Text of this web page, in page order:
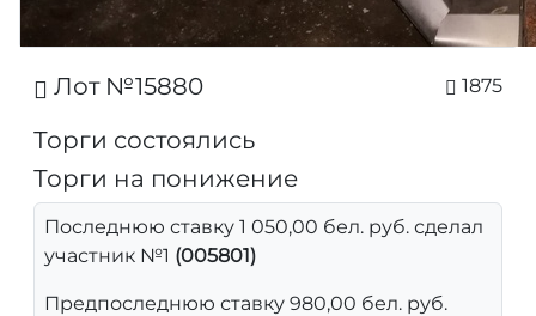
Лот №15880 1875
Торги состоялись
Торги на понижение
Последнюю ставку 1 050,00 бел. руб. сделал
участник №1 (005801)
Предпоследнюю ставку 980,00 бел. руб.